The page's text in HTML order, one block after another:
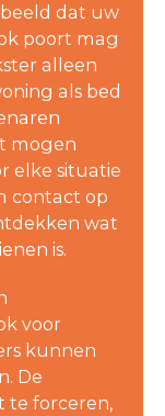
dat uw
poort mag
alleen
als bed
mogen
elke situatie
contact op
wat
is.
voor
kunnen
De
te forceren,